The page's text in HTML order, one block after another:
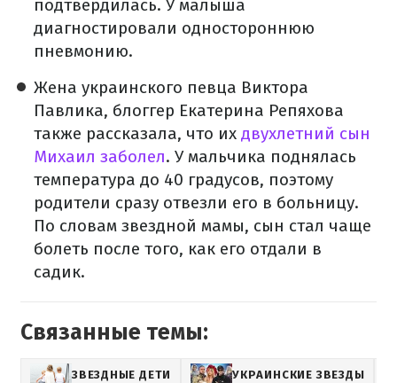
подтвердилась. У малыша
диагностировали одностороннюю
пневмонию.
Жена украинского певца Виктора
Павлика, блоггер Екатерина Репяхова
также рассказала, что их двухлетний сын
Михаил заболел. У мальчика поднялась
температура до 40 градусов, поэтому
родители сразу отвезли его в больницу.
По словам звездной мамы, сын стал чаще
болеть после того, как его отдали в
садик.
Связанные темы:
ЗВЕЗДНЫЕ ДЕТИ УКРАИНСКИЕ ЗВЕЗДЫ